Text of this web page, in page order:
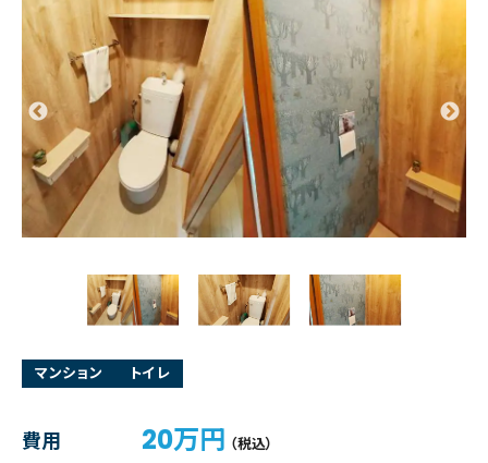
マンション トイレ
費用 20万円 （税込）